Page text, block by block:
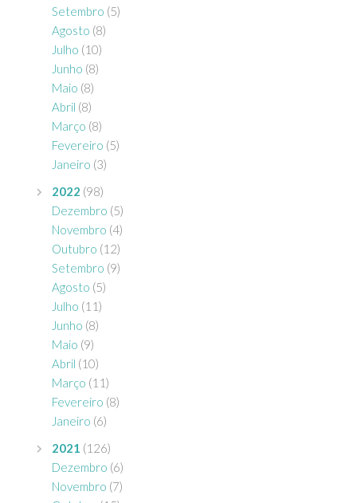
Setembro (5)
Agosto (8)
Julho (10)
Junho (8)
Maio (8)
Abril (8)
Março (8)
Fevereiro (5)
Janeiro (3)
2022 (98)
Dezembro (5)
Novembro (4)
Outubro (12)
Setembro (9)
Agosto (5)
Julho (11)
Junho (8)
Maio (9)
Abril (10)
Março (11)
Fevereiro (8)
Janeiro (6)
2021 (126)
Dezembro (6)
Novembro (7)